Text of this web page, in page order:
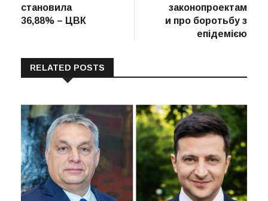
становила
36,88% – ЦВК
законопроектам
и про боротьбу з
епідемією
RELATED POSTS